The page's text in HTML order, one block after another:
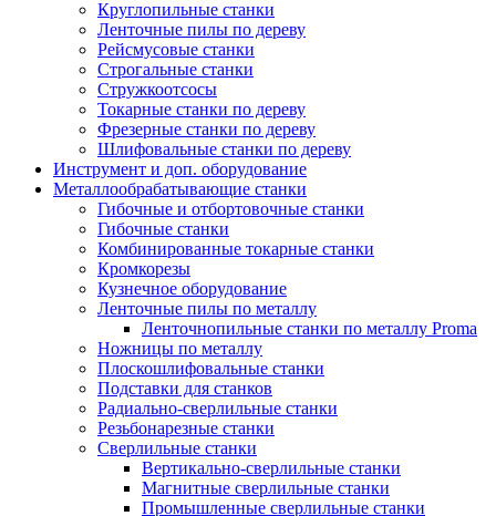
Круглопильные станки
Ленточные пилы по дереву
Рейсмусовые станки
Строгальные станки
Стружкоотсосы
Токарные станки по дереву
Фрезерные станки по дереву
Шлифовальные станки по дереву
Инструмент и доп. оборудование
Металлообрабатывающие станки
Гибочные и отбортовочные станки
Гибочные станки
Комбинированные токарные станки
Кромкорезы
Кузнечное оборудование
Ленточные пилы по металлу
Ленточнопильные станки по металлу Proma
Ножницы по металлу
Плоскошлифовальные станки
Подставки для станков
Радиально-сверлильные станки
Резьбонарезные станки
Сверлильные станки
Вертикально-сверлильные станки
Магнитные сверлильные станки
Промышленные сверлильные станки